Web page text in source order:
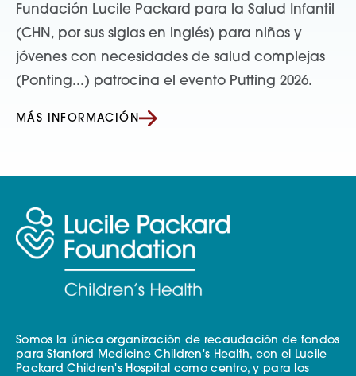
Fundación Lucile Packard para la Salud Infantil
(CHN, por sus siglas en inglés) para niños y
jóvenes con necesidades de salud complejas
(Ponting...) patrocina el evento Putting 2026.
MÁS INFORMACIÓN
Somos la única organización de recaudación de fondos
para Stanford Medicine Children's Health, con el Lucile
Packard Children's Hospital como centro, y para los